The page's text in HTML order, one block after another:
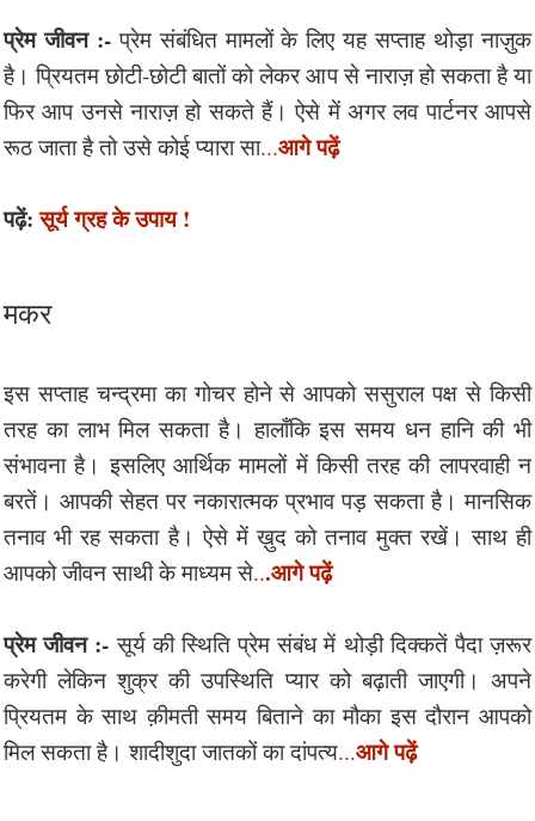
प्रेम जीवन :-प्रेम संबंधित मामलों के लिए यह सप्ताह थोड़ा नाज़ुक
है। प्रियतम छोटी-छोटी बातों को लेकर आप से नाराज़ हो सकता है या
फिर आप उनसे नाराज़ हो सकते हैं। ऐसे में अगर लव पार्टनर आपसे
रूठ जाता है तो उसे कोई प्यारा सा...आगे पढ़ें
पढ़ें:सूर्य ग्रह के उपाय !
मकर
इस सप्ताह चन्द्रमा का गोचर होने से आपको ससुराल पक्ष से किसी
तरह का लाभ मिल सकता है। हालाँकि इस समय धन हानि की भी
संभावना है। इसलिए आर्थिक मामलों में किसी तरह की लापरवाही न
बरतें। आपकी सेहत पर नकारात्मक प्रभाव पड़ सकता है। मानसिक
तनाव भी रह सकता है। ऐसे में ख़ुद को तनाव मुक्त रखें। साथ ही
आपको जीवन साथी के माध्यम से...आगे पढ़ें
प्रेम जीवन :- सूर्य की स्थिति प्रेम संबंध में थोड़ी दिक्कतें पैदा ज़रूर
करेगी लेकिन शुक्र की उपस्थिति प्यार को बढ़ाती जाएगी। अपने
प्रियतम के साथ क़ीमती समय बिताने का मौका इस दौरान आपको
मिल सकता है। शादीशुदा जातकों का दांपत्य...आगे पढ़ें